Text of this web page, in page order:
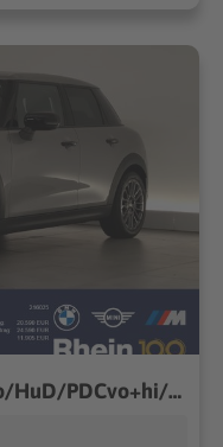
Mini Cooper C LED/RFK/Pano/HuD/PDCvo+hi/DAB/SLI LED/RFK/Pano/HuD/PDCvo+hi/DAB/SLI